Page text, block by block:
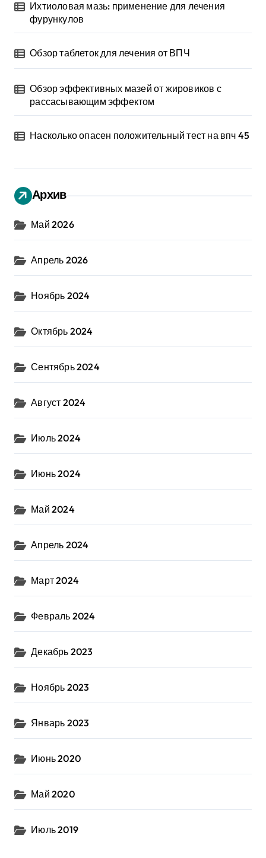
Ихтиоловая мазь: применение для лечения
фурункулов
Обзор таблеток для лечения от ВПЧ
Обзор эффективных мазей от жировиков с
рассасывающим эффектом
Насколько опасен положительный тест на впч 45
Архив
Май 2026
Апрель 2026
Ноябрь 2024
Октябрь 2024
Сентябрь 2024
Август 2024
Июль 2024
Июнь 2024
Май 2024
Апрель 2024
Март 2024
Февраль 2024
Декабрь 2023
Ноябрь 2023
Январь 2023
Июнь 2020
Май 2020
Июль 2019